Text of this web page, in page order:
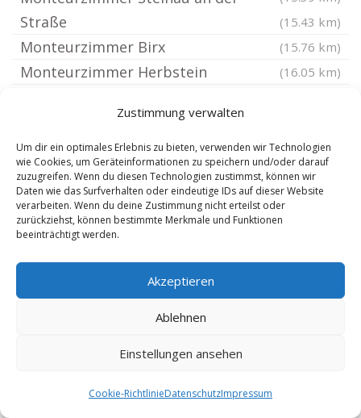
Zustimmung verwalten
Um dir ein optimales Erlebnis zu bieten, verwenden wir Technologien
wie Cookies, um Geräteinformationen zu speichern und/oder darauf
zuzugreifen. Wenn du diesen Technologien zustimmst, können wir
Daten wie das Surfverhalten oder eindeutige IDs auf dieser Website
verarbeiten. Wenn du deine Zustimmung nicht erteilst oder
zurückziehst, können bestimmte Merkmale und Funktionen
beeinträchtigt werden.
Akzeptieren
Ablehnen
Einstellungen ansehen
Cookie-RichtlinieDatenschutzImpressum
Straße
(15.43 km)
Monteurzimmer Birx (15.76 km)
Monteurzimmer Herbstein (16.05 km)
Monteurzimmer Geroda Unterfranken
(16.39 km)
Monteurzimmer Schondra (16.67 km)
Monteurzimmer Sandberg Unterfranken
(16.71 km)
Monteurzimmer Lauterbach Hessen
(16.76 km)
Monteurzimmer Frankenheim Rhön
Monteurzimmer Hilders
Monteurzimmer Oberweid
Monteurzimmer Tann Rhön (18.05 km)
Monteurzimmer Rasdorf bei Hünfeld
Monteurzimmer Unterweid
Monteurzimmer Obersinn